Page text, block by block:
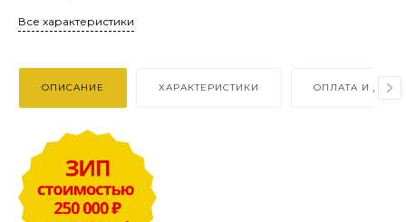
Все характеристики
ОПИСАНИЕ ХАРАКТЕРИСТИКИ ОПЛАТА И